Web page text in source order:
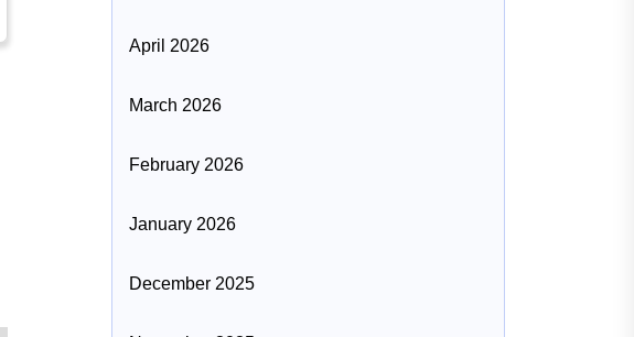
April 2026
March 2026
February 2026
January 2026
December 2025